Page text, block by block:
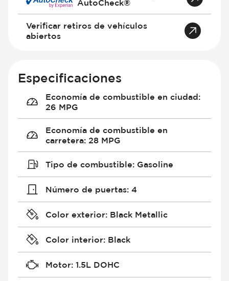
AutoCheck®
Verificar retiros de vehículos
abiertos
Especificaciones
Economía de combustible en ciudad:
26 MPG
Economía de combustible en
carretera: 28 MPG
Tipo de combustible: Gasoline
Número de puertas: 4
Color exterior: Black Metallic
Color interior: Black
Motor: 1.5L DOHC